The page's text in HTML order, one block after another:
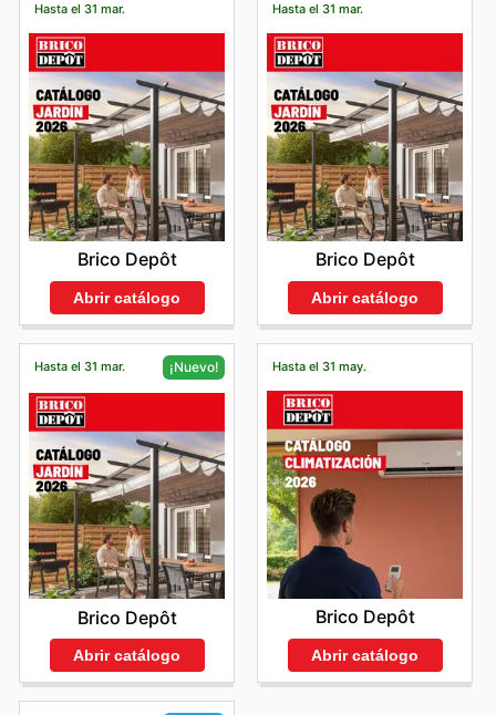
Hasta el 31 mar.
Brico Depôt
Abrir catálogo
Hasta el 31 mar.
Brico Depôt
Abrir catálogo
Hasta el 31 mar. ¡Nuevo!
Brico Depôt
Abrir catálogo
Hasta el 31 may.
Brico Depôt
Abrir catálogo